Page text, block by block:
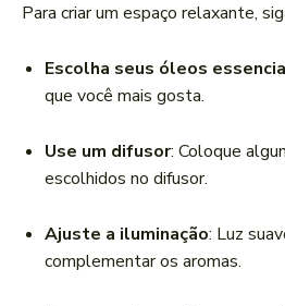
Para criar um espaço relaxante,
Escolha seus óleos
que você mais gosta.
Use um difusor: Coloque
escolhidos no difusor.
Ajuste a iluminação: Luz
complementar os aromas.